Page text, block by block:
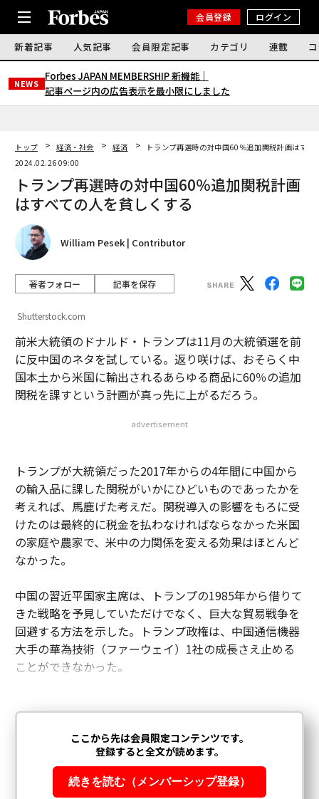
会員登録 ログイン
新着記事 人気記事 会員限定記事 カテゴリ 連載
NEWS
Forbes JAPAN MEMBERSHIP 新機能｜
記事ページ内の広告表示を最小限にしました
トップ 経済・社会 経済
トランプ再選時の対中国60％追加関税計画はすべ
2024.02.26 09:00
トランプ再選時の対中国60％追加関税計画
はすべての人を貧しくする
William Pesek | Contributor
著者フォロー 記事を保存
Shutterstock.com
前米大統領のドナルド・トランプは11月の大統領選を前
に反中国のネタを試している。返り咲けば、おそらく中
国本土から米国に輸出されるあらゆる商品に60％の追加
関税を課すという計画が真っ先に上がるだろう。
advertisement
トランプが大統領だった2017年からの4年間に中国から
の輸入品に課した関税がいかにひどいものであったかを
考えれば、馬鹿げた考えだ。関税導入の影響をもろに受
けたのは最終的に税金を払わなければならなかった米国
の家庭や農家で、米中の力関係を変える効果はほとんど
なかった。
中国の習近平国家主席は、トランプの1985年から借りて
きた戦略を予見していただけでなく、巨大な貿易戦争を
回避する方法を示した。トランプ政権は、中国通信機器
大手の華為技術（ファーウェイ）1社の成長さえ止める
ことができなかった。